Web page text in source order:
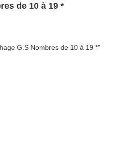
de 10 à 19 *